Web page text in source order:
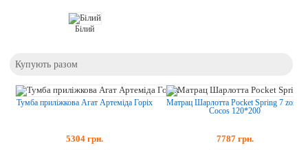
Білий
Купують разом
Тумба приліжкова Агат Артеміда Горіх
5304 грн.
Матрац Шарлотта Pocket Spring 7 zones
Cocos 120*200
7787 грн.